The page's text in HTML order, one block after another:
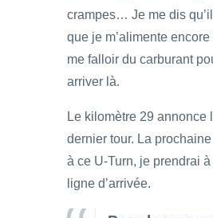
crampes… Je me dis
que je m’alimente
me falloir du carburant
arriver là.
Le kilomètre 29 annonce
dernier tour. La
à ce U-Turn, je prendrai
ligne d’arrivée.